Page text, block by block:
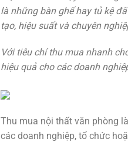
là những bàn ghế hay tủ kệ
tạo, hiệu suất và chuyên
Với tiêu chí thu mua nhanh
hiệu quả cho các doanh
Thu mua nội thất văn phòng
các doanh nghiệp, tổ chức